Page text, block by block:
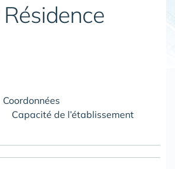
Coordonnées
Capacité de l’établissement